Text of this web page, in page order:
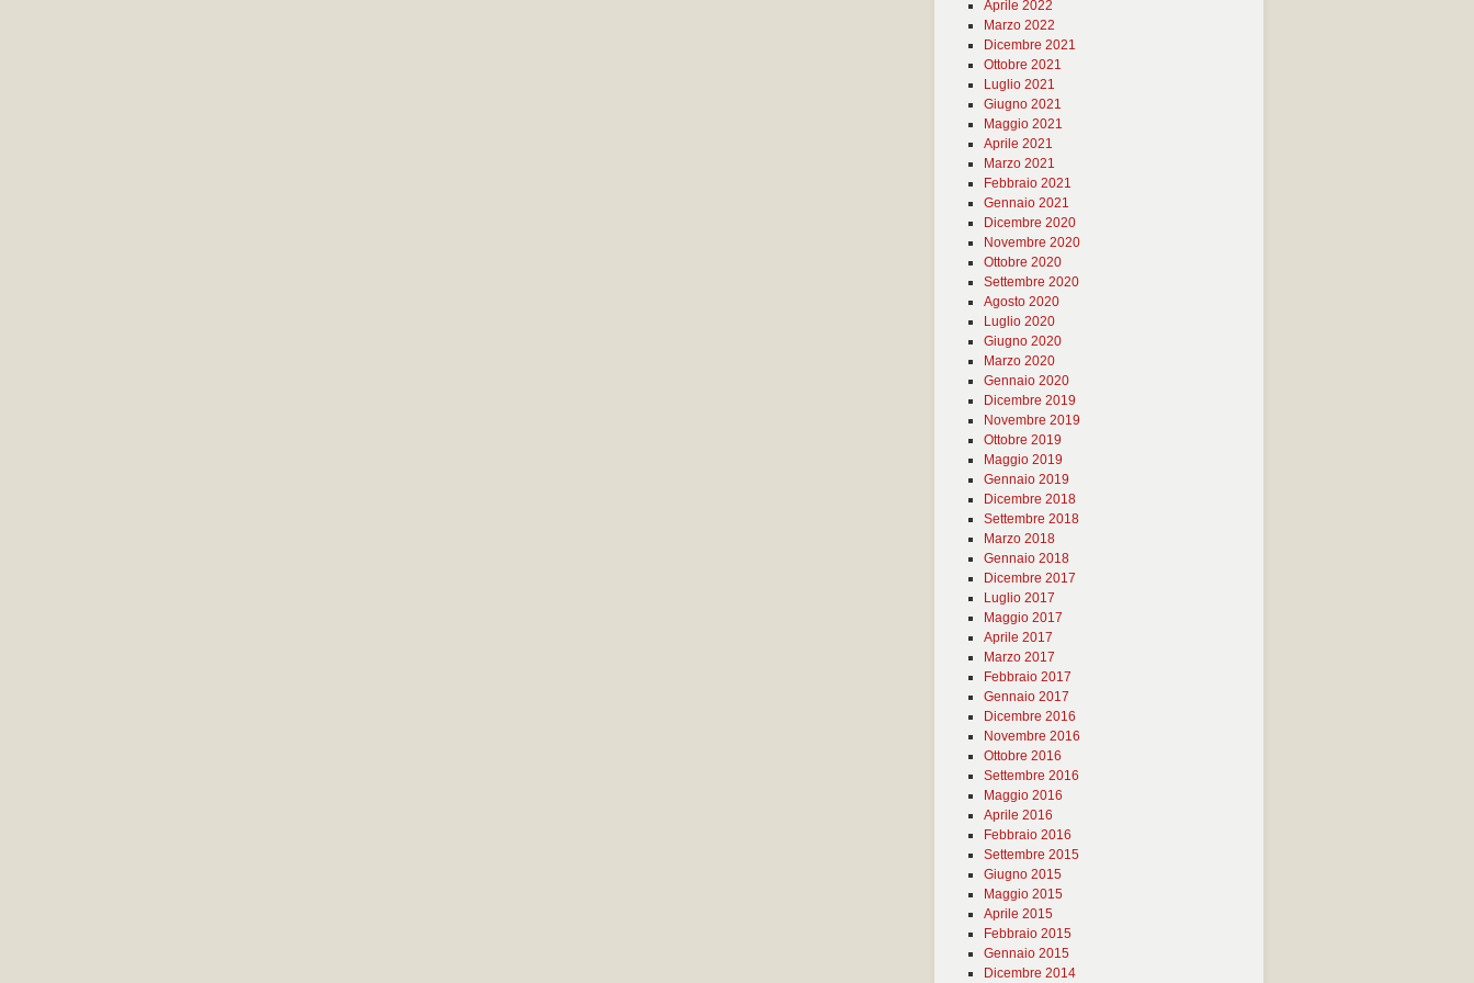
Aprile 2022
Marzo 2022
Dicembre 2021
Ottobre 2021
Luglio 2021
Giugno 2021
Maggio 2021
Aprile 2021
Marzo 2021
Febbraio 2021
Gennaio 2021
Dicembre 2020
Novembre 2020
Ottobre 2020
Settembre 2020
Agosto 2020
Luglio 2020
Giugno 2020
Marzo 2020
Gennaio 2020
Dicembre 2019
Novembre 2019
Ottobre 2019
Maggio 2019
Gennaio 2019
Dicembre 2018
Settembre 2018
Marzo 2018
Gennaio 2018
Dicembre 2017
Luglio 2017
Maggio 2017
Aprile 2017
Marzo 2017
Febbraio 2017
Gennaio 2017
Dicembre 2016
Novembre 2016
Ottobre 2016
Settembre 2016
Maggio 2016
Aprile 2016
Febbraio 2016
Settembre 2015
Giugno 2015
Maggio 2015
Aprile 2015
Febbraio 2015
Gennaio 2015
Dicembre 2014